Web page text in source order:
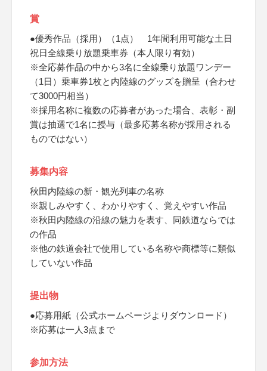
賞
●優秀作品（採用）（1点） 1年間利用可能な土日
祝日全線乗り放題乗車券（本人限り有効）
※全応募作品の中から3名に全線乗り放題ワンデー
（1日）乗車券1枚と内陸線のグッズを贈呈（合わせ
て3000円相当）
※採用名称に複数の応募者があった場合、表彰・副
賞は抽選で1名に授与（最多応募名称が採用される
ものではない）
募集内容
秋田内陸線の新・観光列車の名称
※親しみやすく、わかりやすく、覚えやすい作品
※秋田内陸線の沿線の魅力を表す、同鉄道ならでは
の作品
※他の鉄道会社で使用している名称や商標等に類似
していない作品
提出物
●応募用紙（公式ホームページよりダウンロード）
※応募は一人3点まで
参加方法